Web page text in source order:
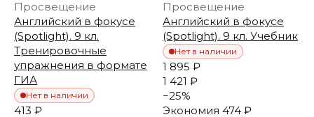
Просвещение
Английский в фокусе
(Spotlight). 9 кл.
Тренировочные
упражнения в формате
ГИА
Нет в наличии
413 ₽
Просвещение
Английский в фокусе
(Spotlight). 9 кл. Учебник
Нет в наличии
1 895 ₽
1 421 ₽
−25%
Экономия 474 ₽